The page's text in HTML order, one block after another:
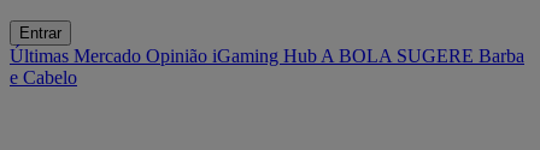
Entrar
Últimas Mercado Opinião iGaming Hub A BOLA SUGERE Barba
e Cabelo